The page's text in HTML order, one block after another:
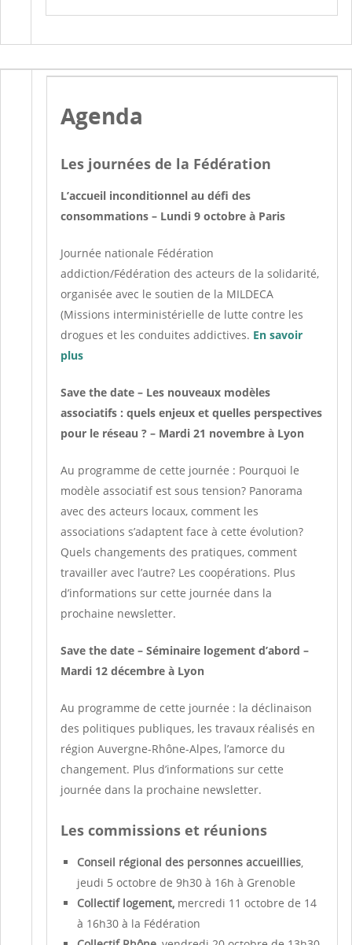
Agenda
Les journées de la Fédération
L’accueil inconditionnel au défi des
consommations – Lundi 9 octobre à Paris
Journée nationale Fédération
addiction/Fédération des acteurs de la solidarité,
organisée avec le soutien de la MILDECA
(Missions interministérielle de lutte contre les
drogues et les conduites addictives. En savoir
plus
Save the date – Les nouveaux modèles
associatifs : quels enjeux et quelles perspectives
pour le réseau ? – Mardi 21 novembre à Lyon
Au programme de cette journée : Pourquoi le
modèle associatif est sous tension? Panorama
avec des acteurs locaux, comment les
associations s’adaptent face à cette évolution?
Quels changements des pratiques, comment
travailler avec l’autre? Les coopérations. Plus
d’informations sur cette journée dans la
prochaine newsletter.
Save the date – Séminaire logement d’abord –
Mardi 12 décembre à Lyon
Au programme de cette journée : la déclinaison
des politiques publiques, les travaux réalisés en
région Auvergne-Rhône-Alpes, l’amorce du
changement. Plus d’informations sur cette
journée dans la prochaine newsletter.
Les commissions et réunions
Conseil régional des personnes accueillies,
jeudi 5 octobre de 9h30 à 16h à Grenoble
Collectif logement, mercredi 11 octobre de 14
à 16h30 à la Fédération